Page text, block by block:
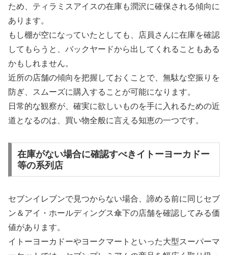
ため、ティラミスアイスの在庫も潤沢に確保される傾向に
あります。
もし棚が空になっていたとしても、店員さんに在庫を確認
してもらうと、バックヤードから出してくれることもある
かもしれません。
近所の店舗の傾向を把握しておくことで、無駄な空振りを
防ぎ、スムーズに購入することが可能になります。
日常的な観察が、確実に欲しいものを手に入れるための近
道となるのは、買い物全般に言える知恵の一つです。
在庫がない場合に確認すべきイトーヨーカドー
等の系列店
セブンイレブンで見つからない場合、諦める前に同じセブ
ン＆アイ・ホールディングス傘下の店舗を確認してみる価
値があります。
イトーヨーカドーやヨークマートといった大型スーパーマ